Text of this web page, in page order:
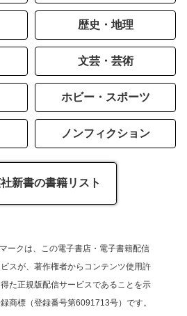
歴史・地理
文芸・芸術
ホビー・スポーツ
ノンフィクション
新書の書籍リスト
ークは、この電子書店・電子書籍配信
スが、著作権者からコンテンツ使用許
た正規版配信サービスであることを示
商標（登録番号第6091713号）です。